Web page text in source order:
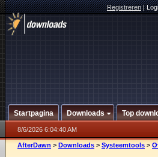
Registreren|
Startpagina Downloads Top
8/6/2026 6:04:40 AM
AfterDawn > Downloads > Systeemtools >